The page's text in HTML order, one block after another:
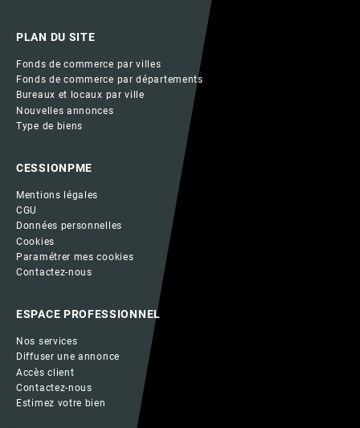
PLAN DU SITE
Fonds de commerce par villes
Fonds de commerce par départements
Bureaux et locaux par ville
Nouvelles annonces
Type de biens
CESSIONPME
Mentions légales
CGU
Données personnelles
Cookies
Paramétrer mes cookies
Contactez-nous
ESPACE PROFESSIONNEL
Nos services
Diffuser une annonce
Accès client
Contactez-nous
Estimez votre bien